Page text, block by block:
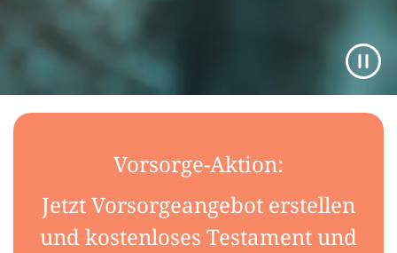
Vorsorge-Aktion:
Jetzt Vorsorgeangebot erstellen
und kostenloses Testament und